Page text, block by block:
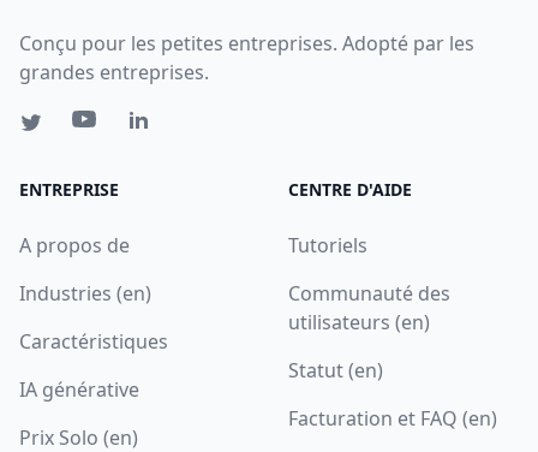
Conçu pour les petites entreprises. Adopté par les
grandes entreprises.
ENTREPRISE
A propos de
Industries (en)
Caractéristiques
IA générative
Prix Solo (en)
CENTRE D'AIDE
Tutoriels
Communauté des
utilisateurs (en)
Statut (en)
Facturation et FAQ (en)